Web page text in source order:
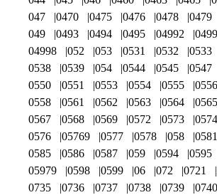
047
0470 0475 0476 0478 0479
049
0493 0494 0495 04992
04998
052 053 0531 0532 0533
0538
0539 054 0544 0545 0547
0550
0551 0553 0554 0555 0556
0558
0561 0562 0563 0564 0565
0567
0568 0569 0572 0573 0574
0576
05769 0577 0578 058 0581
0585
0586 0587 059 0594 0595
05979
0598 0599 06 072 0721
0735
0736 0737 0738 0739 0740